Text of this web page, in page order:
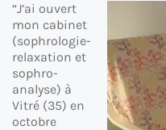
“J’ai ouvert
mon cabinet
(sophrologie-
relaxation et
sophro-
analyse) à
Vitré (35) en
octobre